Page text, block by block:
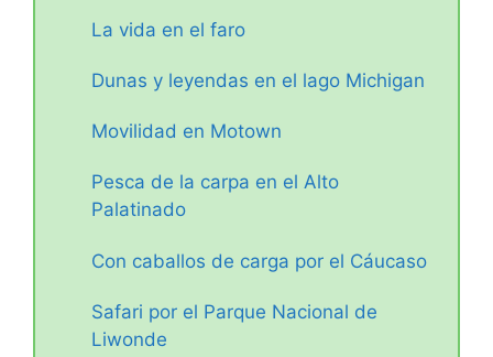
La vida en el faro
Dunas y leyendas en el lago Michigan
Movilidad en Motown
Pesca de la carpa en el Alto
Palatinado
Con caballos de carga por el Cáucaso
Safari por el Parque Nacional de
Liwonde